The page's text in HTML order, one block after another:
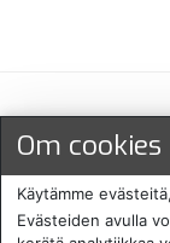
Om cookies
Käytämme
Evästeiden avulla